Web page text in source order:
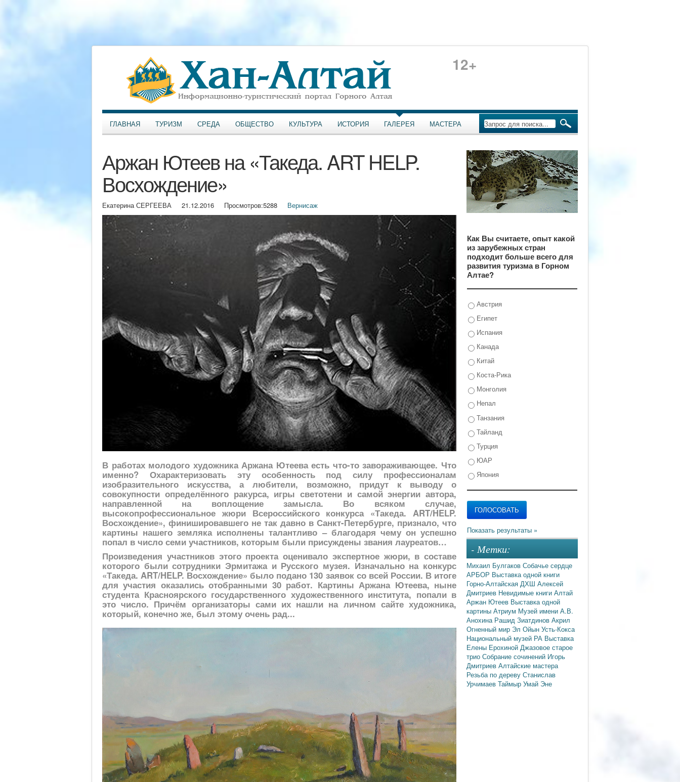
12+
ГЛАВНАЯ ТУРИЗМ СРЕДА ОБЩЕСТВО КУЛЬТУРА ИСТОРИЯ ГАЛЕРЕЯ МАСТЕРА
Аржан Ютеев на «Такеда. ART HELP.
Восхождение»
Екатерина СЕРГЕЕВА 21.12.2016 Просмотров:5288 Вернисаж
В работах молодого художника Аржана Ютеева есть что-то завораживающее. Что
именно? Охарактеризовать эту особенность под силу профессионалам
изобразительного искусства, а любители, возможно, придут к выводу о
совокупности определённого ракурса, игры светотени и самой энергии автора,
направленной на воплощение замысла. Во всяком случае,
высокопрофессиональное жюри Всероссийского конкурса «Такеда. ART/HELP.
Восхождение», финишировавшего не так давно в Санкт-Петербурге, признало, что
картины нашего земляка исполнены талантливо – благодаря чему он успешно
попал в число семи участников, которым были присуждены звания лауреатов…
Произведения участников этого проекта оценивало экспертное жюри, в составе
которого были сотрудники Эрмитажа и Русского музея. Изначально на конкурс
«Такеда. ART/HELP. Восхождение» было подано 130 заявок со всей России. В итоге
для участия оказались отобранными 30 работ. Картины Аржана Ютеева, ныне
студента Красноярского государственного художественного института, попали в
это число. Причём организаторы сами их нашли на личном сайте художника,
который, конечно же, был этому очень рад...
Как Вы считаете, опыт какой
из зарубежных стран
подходит больше всего для
развития туризма в Горном
Алтае?
Австрия
Египет
Испания
Канада
Китай
Коста-Рика
Монголия
Непал
Танзания
Тайланд
Турция
ЮАР
Япония
- Метки:
Михаил Булгаков Собачье сердце
АРБОР Выставка одной книги
Горно-Алтайская ДХШ Алексей
Дмитриев Невидимые книги Алтай
Аржан Ютеев Выставка одной
картины Атриум Музей имени А.В.
Анохина Рашид Зиатдинов Акрил
Огненный мир Эл Ойын Усть-Кокса
Национальный музей РА Выставка
Елены Ерохиной Джазовое старое
трио Собрание сочинений Игорь
Дмитриев Алтайские мастера
Резьба по дереву Станислав
Урчимаев Таймыр Умай Эне